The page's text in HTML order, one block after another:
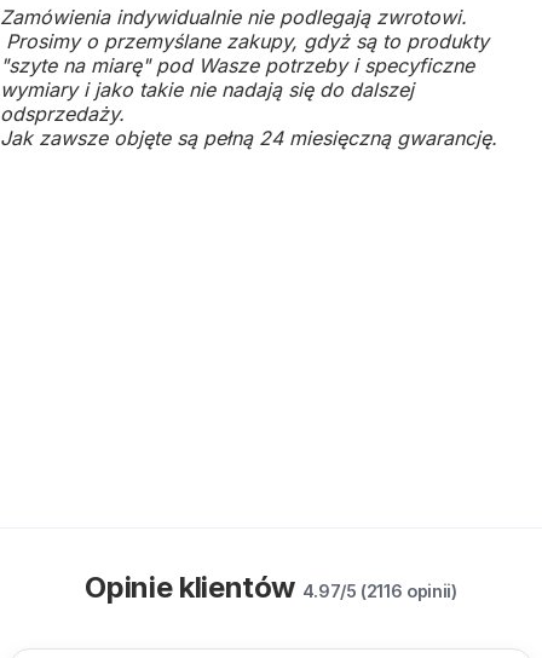
Zamówienia indywidualnie nie podlegają zwrotowi.
Prosimy o przemyślane zakupy, gdyż są to produkty
"szyte na miarę" pod Wasze potrzeby i specyficzne
wymiary i jako takie nie nadają się do dalszej
odsprzedaży.
Jak zawsze objęte są pełną 24 miesięczną gwarancję.
Opinie klientów 4.97/5 (2116 opinii)